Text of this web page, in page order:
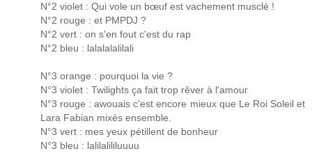
N°2 violet : Qui vole un bœuf est vachement musclé !
N°2 rouge : et PMPDJ ?
N°2 vert : on s'en fout c'est du rap
N°2 bleu : lalalalalilali
N°3 orange : pourquoi la vie ?
N°3 violet : Twilights ça fait trop rêver à l'amour
N°3 rouge : awouais c'est encore mieux que Le Roi Soleil et
Lara Fabian mixés ensemble.
N°3 vert : mes yeux pétillent de bonheur
N°3 bleu : lalilalililuuuu